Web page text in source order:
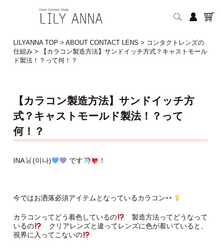
LILYANNA TOP > ABOUT CONTACT LENS > コンタクトレンズの
仕組み>
【カラコン製造方法】サンドイッチ方式？キャストモール
ド製法！？って何！？
【カラコン製造方法】サンドイッチ方
式？キャストモールド製法！？って
何！？
INA (이나) です ！
今ではお洒落必須アイテムとなっているカラコン
カラコンってどう着色しているの
製造方法ってどうなって
いるの
クリアレンズと違ってレンズに色が着いていると、
視界に入ってこないの